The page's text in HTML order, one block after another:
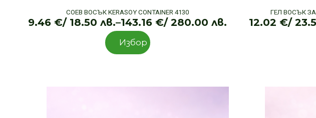
СОЕВ ВОСЪК KERASOY CONTAINER 4130
9.46 €/ 18.50 лв.–143.16 €/ 280.00 лв.
Price
range:
9.46 €
Избор
This
product
ГЕЛ ВОСЪК
12.02 €/